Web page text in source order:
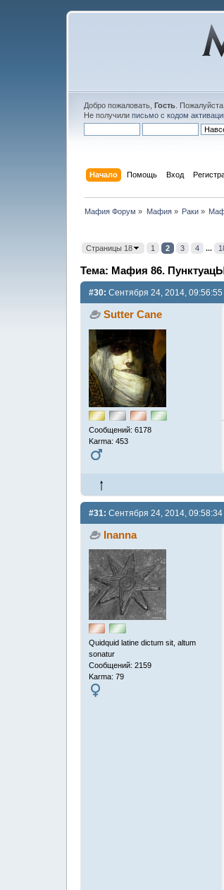
Добро пожаловать,Гость .
Не получилиписьмо с кодом
Начало Помощь Вход
Мафия Форум » Мафия» Раки»
Страницы 18
1 2 3 4 ...
Тема: Мафия 86.
#30: Сентября 24, 2014, 09:56:55
Sutter Cane
Сообщений: 6178
Karma: 453
#31: Сентября 24, 2014, 09:58:34
Inanna
Quidquid latine dictum sit, altum
sonatur
Сообщений: 2159
Karma: 79